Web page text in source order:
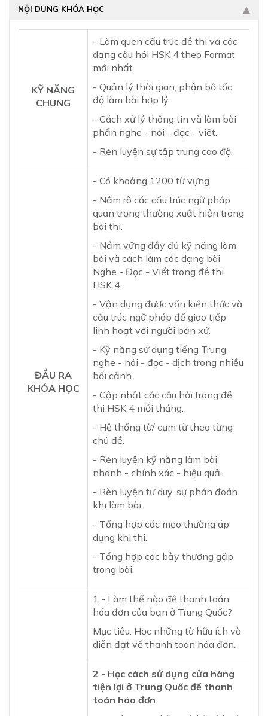
NỘI DUNG KHÓA HỌC
KỸ NĂNG
CHUNG
- Làm quen cấu trúc đề thi và các
dạng câu hỏi HSK 4 theo Format
mới nhất.
- Quản lý thời gian, phân bổ tốc
độ làm bài hợp lý.
- Cách xử lý thông tin và làm bài
phần nghe - nói - đọc - viết.
- Rèn luyện sự tập trung cao độ.
ĐẦU RA
KHÓA HỌC
- Có khoảng 1200 từ vựng.
- Nắm rõ các cấu trúc ngữ pháp
quan trọng thường xuất hiện trong
bài thi.
- Nắm vững đầy đủ kỹ năng làm
bài và cách làm các dạng bài
Nghe - Đọc - Viết trong đề thi
HSK 4.
- Vận dụng được vốn kiến thức và
cấu trúc ngữ pháp để giao tiếp
linh hoạt với người bản xứ.
- Kỹ năng sử dụng tiếng Trung
nghe - nói - đọc - dịch trong nhiều
bối cảnh.
- Cập nhật các câu hỏi trong đề
thi HSK 4 mỗi tháng.
- Hệ thống từ/ cụm từ theo từng
chủ đề.
- Rèn luyện kỹ năng làm bài
nhanh - chính xác - hiệu quả.
- Rèn luyện tư duy, sự phán đoán
khi làm bài.
- Tổng hợp các mẹo thường áp
dụng khi thi.
- Tổng hợp các bẫy thường gặp
trong bài.
1 - Làm thế nào để thanh toán
hóa đơn của bạn ở Trung Quốc?
Mục tiêu: Học những từ hữu ích và
diễn đạt về thanh toán hóa đơn.
2 - Học cách sử dụng cửa hàng
tiện lợi ở Trung Quốc để thanh
toán hóa đơn